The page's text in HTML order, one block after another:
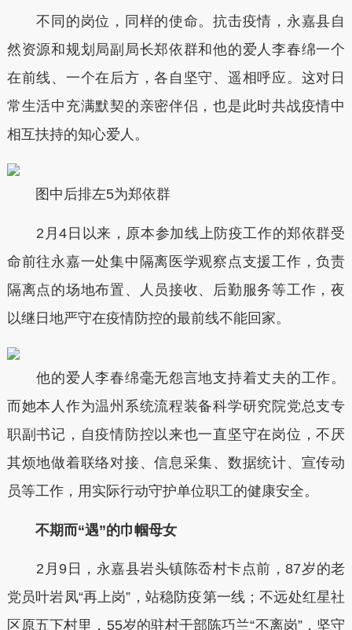
不同的岗位，同样的使命。抗击疫情，永嘉县自
然资源和规划局副局长郑依群和他的爱人李春绵一个
在前线、一个在后方，各自坚守、遥相呼应。这对日
常生活中充满默契的亲密伴侣，也是此时共战疫情中
相互扶持的知心爱人。
图中后排左5为郑依群
2月4日以来，原本参加线上防疫工作的郑依群受
命前往永嘉一处集中隔离医学观察点支援工作，负责
隔离点的场地布置、人员接收、后勤服务等工作，夜
以继日地严守在疫情防控的最前线不能回家。
他的爱人李春绵毫无怨言地支持着丈夫的工作。
而她本人作为温州系统流程装备科学研究院党总支专
职副书记，自疫情防控以来也一直坚守在岗位，不厌
其烦地做着联络对接、信息采集、数据统计、宣传动
员等工作，用实际行动守护单位职工的健康安全。
不期而“遇”的巾帼母女
2月9日，永嘉县岩头镇陈岙村卡点前，87岁的老
党员叶岩凤“再上岗”，站稳防疫第一线；不远处红星社
区原五下村里，55岁的驻村干部陈巧兰“不离岗”，坚守